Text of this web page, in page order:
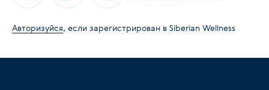
Авторизуйся, если зарегистрирован в Siberian Wellness